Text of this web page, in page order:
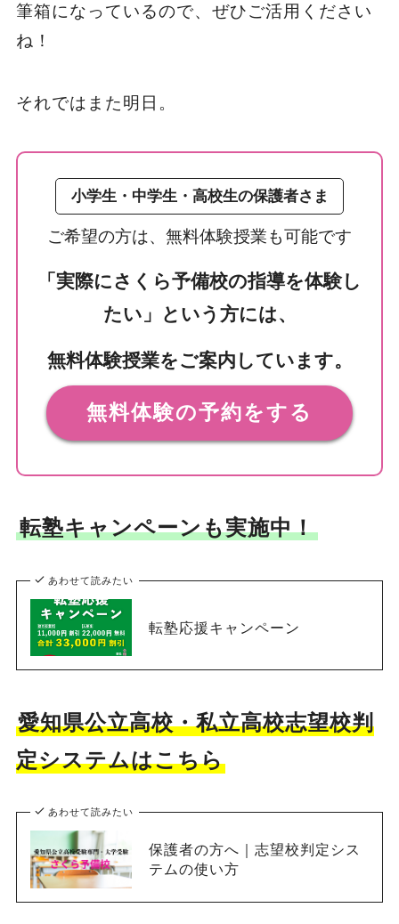
筆箱になっているので、ぜひご活用ください
ね！
それではまた明日。
小学生・中学生・高校生の保護者さま
ご希望の方は、無料体験授業も可能です
「実際にさくら予備校の指導を体験し
たい」という方には、
無料体験授業をご案内しています。
無料体験の予約をする
転塾キャンペーンも実施中！
あわせて読みたい
転塾応援キャンペーン
愛知県公立高校・私立高校志望校判
定システムはこちら
あわせて読みたい
保護者の方へ｜志望校判定シス
テムの使い方